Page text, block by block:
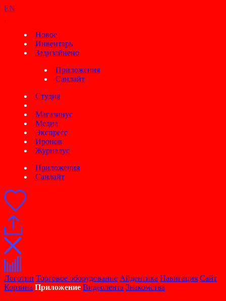
EN
Новое
Инвентарь
Задизайнено
Приложения
Санлайт
Студия
Магазинус
Медиа
Экспресс
Иронов
Журналус
Приложения
Санлайт
Логотип Торговое оборудование Айдентика Навигация Сайт
Корзина Приложение Видеолента Знакомства